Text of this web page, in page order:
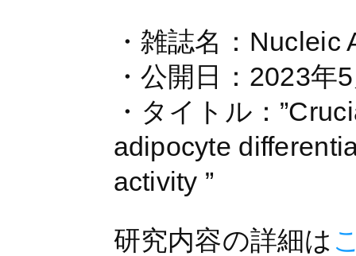
・雑誌名：
・公開日：2023
・タイトル：
adipocyte
activity ”
研究内容の詳細は